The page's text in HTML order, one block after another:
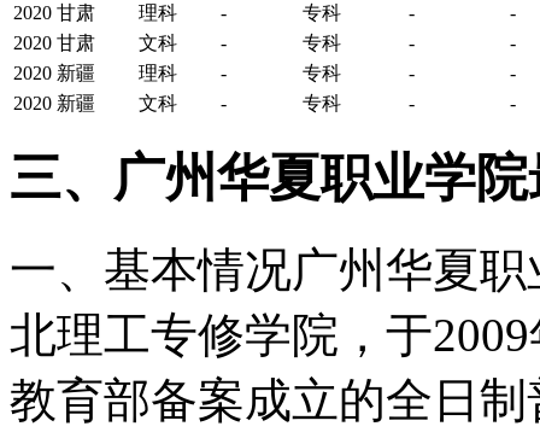
2020 甘肃 理科 - 专科 -
-
2020 甘肃 文科 - 专科 -
-
2020 新疆 理科 - 专科 -
-
2020 新疆 文科 - 专科 - -
三、广州华夏职业学
一、基本情况广州华夏
北理工专修学院，于
教育部备案成立的全日